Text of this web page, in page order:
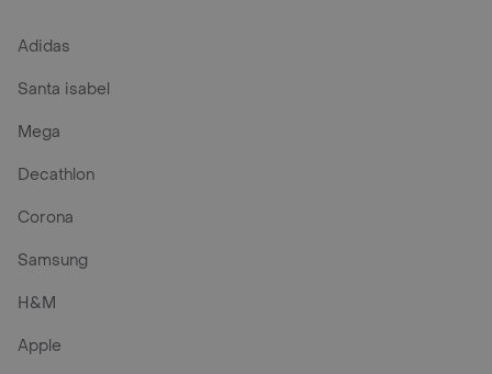
Adidas
Santa isabel
Mega
Decathlon
Corona
Samsung
H&M
Apple